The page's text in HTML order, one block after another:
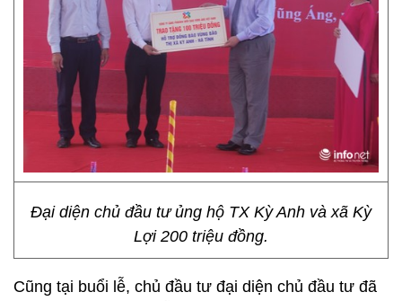
Đại diện chủ đầu tư ủng hộ TX Kỳ Anh và xã Kỳ
Lợi 200 triệu đồng.
Cũng tại buổi lễ, chủ đầu tư đại diện chủ đầu tư đã